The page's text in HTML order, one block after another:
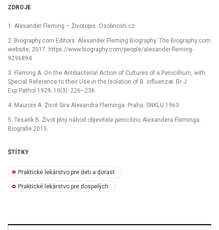
ZDROJE
1. Alexander Fleming –⁠ Životopis. Osobnosti.cz
2. Biography.com Editors: Alexander Fleming Biography. The Biography.com
website, 2017. https://www.biography.com/people/alexander-fleming-
9296894
3. Fleming A. On the Antibacterial Action of Cultures of a Penicillium, with
Special Reference to their Use in the Isolation of B. influenzæ. Br J
Exp Pathol 1929; 10(3): 226–236.
4. Maurois A. Život Sira Alexandra Fleminga. Praha: SNKLU 1963.
5. Tesařík B. Život plný náhod objevitele penicilinu Alexandera Fleminga.
Biografie 2015.
ŠTÍTKY
Praktické lekárstvo pre deti a dorast
Praktické lekárstvo pre dospelých